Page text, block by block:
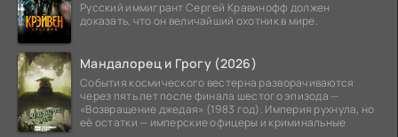
Русский иммигрант Сергей Кравинофф должен
доказать, что он величайший охотник в мире.
Мандалорец и Грогу (2026)
События космического вестерна разворачиваются
через пять лет после финала шестого эпизода —
«Возвращение джедая» (1983 год). Империя рухнула, но
её остатки — имперские офицеры и криминальные